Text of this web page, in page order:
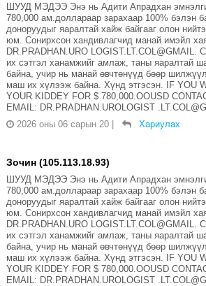
ШУУД МЭДЭЭ Энэ нь Адити Апрадхан
780,000 ам.доллараар зарахаар 100% бэлэн
доноруудыг яаралтай хайж байгааг олон
юм. Сонирхсон хандивлагчид манай имэйл
DR.PRADHAN.URO LOGIST.LT.COL@GMAIL.
их сэтгэл ханамжийг амлаж, таны яаралтай
байна, учир нь манай өвчтөнүүд бөөр
маш их хүлээж байна. Хүнд этгэсэн. IF YOU
YOUR KIDDEY FOR $ 780,000.OOUSD
EMAIL: DR.PRADHAN.UROLOGIST
2026 оны 06 сарын 20 | Хариулах
Зочин (105.113.18.93)
ШУУД МЭДЭЭ Энэ нь Адити Апрадхан
780,000 ам.доллараар зарахаар 100% бэлэн
доноруудыг яаралтай хайж байгааг олон
юм. Сонирхсон хандивлагчид манай имэйл
DR.PRADHAN.URO LOGIST.LT.COL@GMAIL.
их сэтгэл ханамжийг амлаж, таны яаралтай
байна, учир нь манай өвчтөнүүд бөөр
маш их хүлээж байна. Хүнд этгэсэн. IF YOU
YOUR KIDDEY FOR $ 780,000.OOUSD
EMAIL: DR.PRADHAN.UROLOGIST